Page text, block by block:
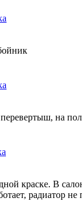
на
краске. В
радиатор